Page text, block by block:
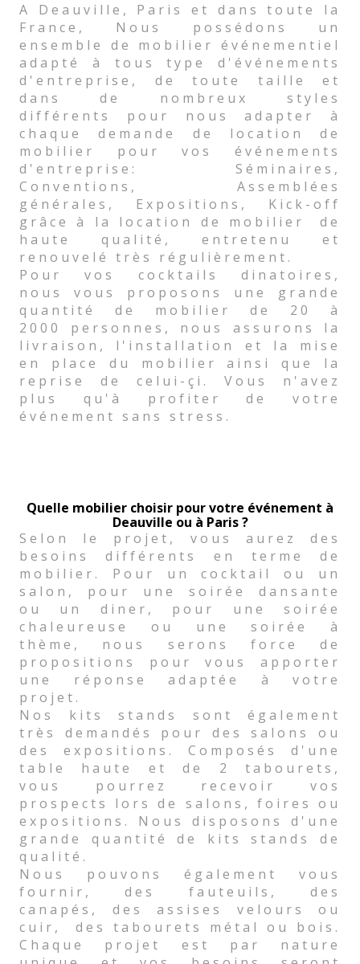
A Deauville, Paris et dans toute la
France, Nous possédons un
ensemble de mobilier événementiel
adapté à tous type d'événements
d'entreprise, de toute taille et
dans de nombreux styles
différents pour nous adapter à
chaque demande de location de
mobilier pour vos événements
d'entreprise: Séminaires,
Conventions, Assemblées
générales, Expositions, Kick-off
grâce à la location de mobilier de
haute qualité, entretenu et
renouvelé très régulièrement.
Pour vos cocktails dinatoires,
nous vous proposons une grande
quantité de mobilier de 20 à
2000 personnes, nous assurons la
livraison, l'installation et la mise
en place du mobilier ainsi que la
reprise de celui-çi. Vous n'avez
plus qu'à profiter de votre
événement sans stress.
Quelle mobilier choisir pour votre événement à
Deauville ou à Paris ?
Selon le projet, vous aurez des
besoins différents en terme de
mobilier. Pour un cocktail ou un
salon, pour une soirée dansante
ou un diner, pour une soirée
chaleureuse ou une soirée à
thème, nous serons force de
propositions pour vous apporter
une réponse adaptée à votre
projet.
Nos kits stands sont également
très demandés pour des salons ou
des expositions. Composés d'une
table haute et de 2 tabourets,
vous pourrez recevoir vos
prospects lors de salons, foires ou
expositions. Nous disposons d'une
grande quantité de kits stands de
qualité.
Nous pouvons également vous
fournir, des fauteuils, des
canapés, des assises velours ou
cuir, des tabourets métal ou bois.
Chaque projet est par nature